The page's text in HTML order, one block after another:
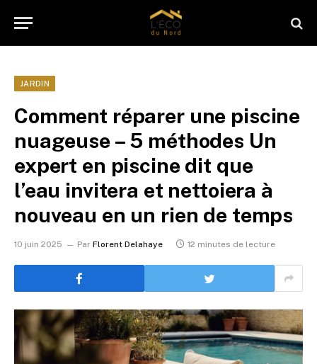
JARDIN
Comment réparer une piscine
nuageuse – 5 méthodes Un
expert en piscine dit que
l’eau invitera et nettoiera à
nouveau en un rien de temps
10 juin 2025 Par Florent Delahaye 12 minutes de lecture